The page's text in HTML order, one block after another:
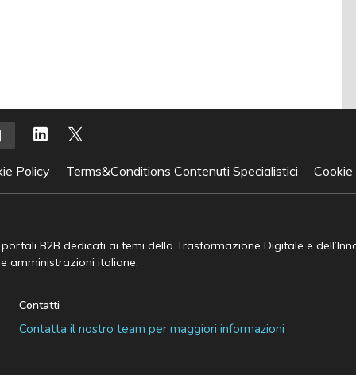
Policy Terms&Conditions Contenuti Specialistici
B2B dedicati ai temi della Trasformazione Digitale e
amministrazioni italiane.
Contatti
Contatta il nostro team per maggiori informazioni